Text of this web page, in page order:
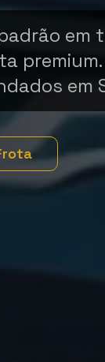
em
em